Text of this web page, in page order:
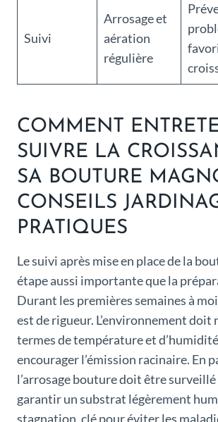
Suivi
Arrosage et
aération
régulière
COMMENT
SUIVRE LA
SA BOUTURE
CONSEILS
PRATIQUES
Le suivi après mise en place de la
étape aussi importante que la
Durant les premières semaines à
est de rigueur. L’environnement doit
termes de température et
encourager l’émission racinaire. En
l’arrosage bouture doit être
garantir un substrat légèrement
stagnation, clé pour éviter les